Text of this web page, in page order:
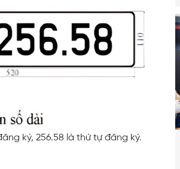
ký, 256.58 là thứ tự đăng ký.